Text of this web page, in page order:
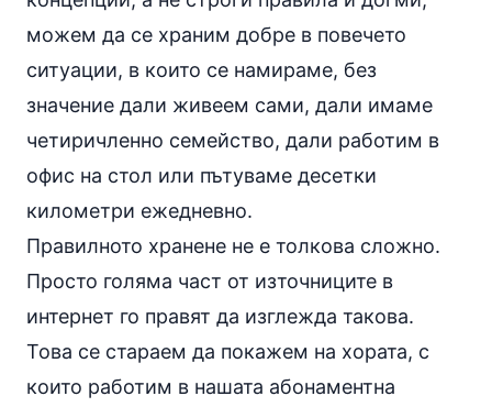
можем да се храним добре в повечето
ситуации, в които се намираме, без
значение дали живеем сами, дали имаме
четиричленно семейство, дали работим в
офис на стол или пътуваме десетки
километри ежедневно.
Правилното хранене не е толкова сложно.
Просто голяма част от източниците в
интернет го правят да изглежда такова.
Това се стараем да покажем на хората, с
които работим в нашата абонаментна